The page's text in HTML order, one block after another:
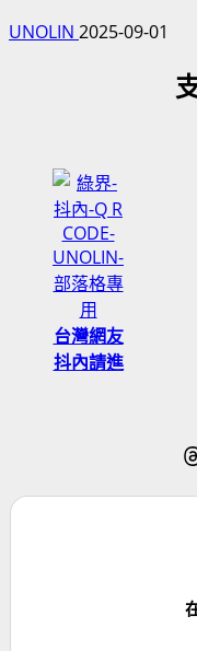
UNOLIN 2025-09-01
台灣網友
抖內請進